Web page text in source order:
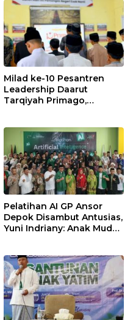
Milad ke-10 Pesantren
Leadership Daarut
Tarqiyah Primago,
Manfaat Tanpa Batas
Pelatihan AI GP Ansor
Depok Disambut Antusias,
Yuni Indriany: Anak Muda